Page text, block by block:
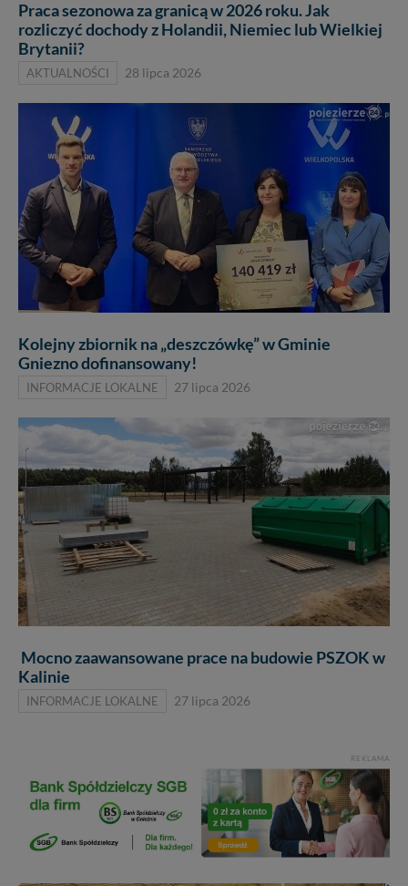
Praca sezonowa za granicą w 2026 roku. Jak
rozliczyć dochody z Holandii, Niemiec lub Wielkiej
Brytanii?
AKTUALNOŚCI 28 lipca 2026
Kolejny zbiornik na „deszczówkę” w Gminie
Gniezno dofinansowany!
INFORMACJE LOKALNE 27 lipca 2026
Mocno zaawansowane prace na budowie PSZOK w
Kalinie
INFORMACJE LOKALNE 27 lipca 2026
REKLAMA